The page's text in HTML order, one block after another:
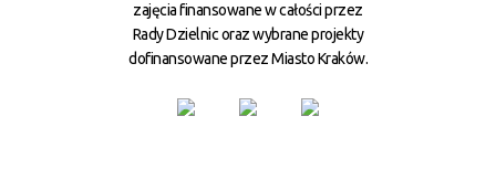
zajęcia finansowane w całości przez
Rady Dzielnic oraz wybrane projekty
dofinansowane przez Miasto Kraków.